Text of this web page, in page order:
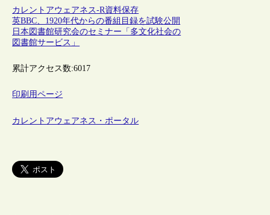
カレントアウェアネス-R資料保存
英BBC、1920年代からの番組目録を試験公開
日本図書館研究会のセミナー「多文化社会の
図書館サービス」
累計アクセス数:6017
印刷用ページ
カレントアウェアネス・ポータル